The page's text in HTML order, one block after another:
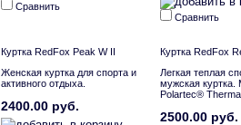
Сравнить
Сравнить
Куртка RedFox Peak W II
Женская куртка для спорта и
активного отдыха.
2400.00 руб.
Куртка RedFox
Легкая теплая
мужская куртка.
Polartec®
2500.00 руб.